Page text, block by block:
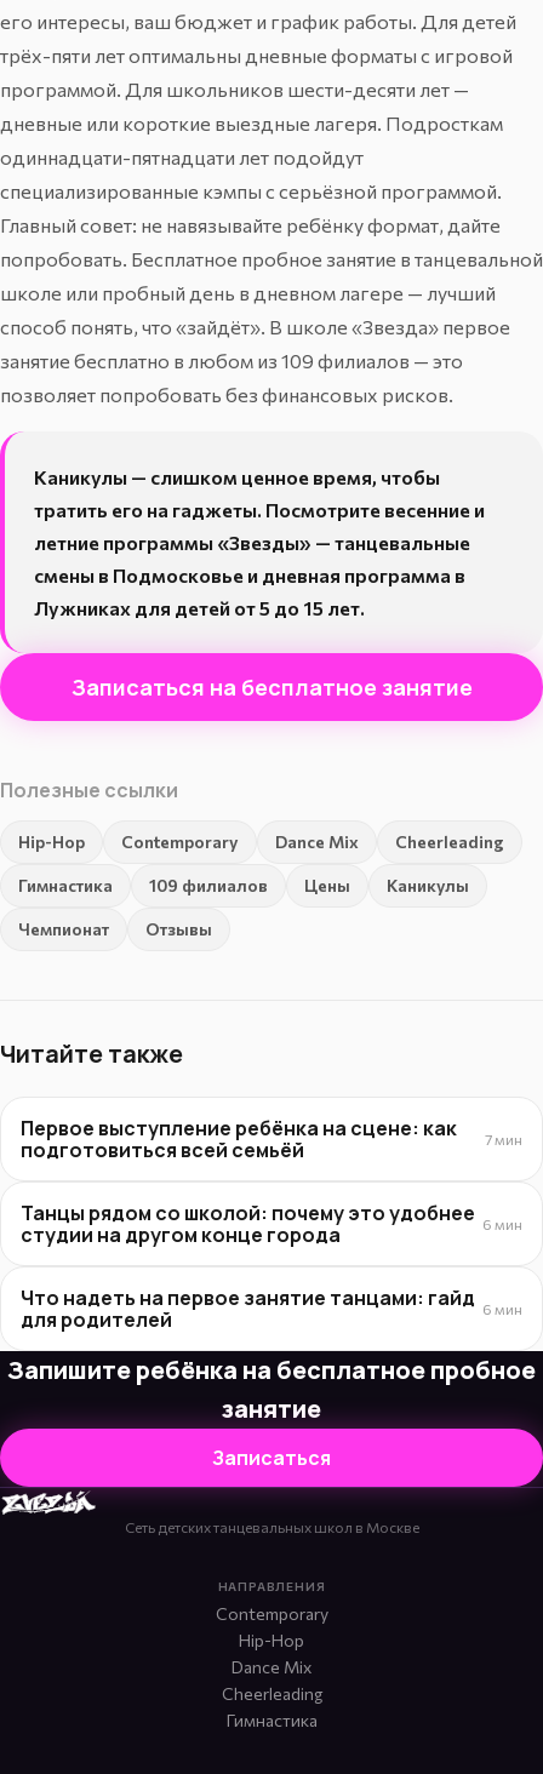
его интересы, ваш бюджет и график работы. Для детей
трёх-пяти лет оптимальны дневные форматы с игровой
программой. Для школьников шести-десяти лет —
дневные или короткие выездные лагеря. Подросткам
одиннадцати-пятнадцати лет подойдут
специализированные кэмпы с серьёзной программой.
Главный совет: не навязывайте ребёнку формат, дайте
попробовать. Бесплатное пробное занятие в танцевальной
школе или пробный день в дневном лагере — лучший
способ понять, что «зайдёт». В школе «Звезда» первое
занятие бесплатно в любом из 109 филиалов — это
позволяет попробовать без финансовых рисков.
Каникулы — слишком ценное время, чтобы
тратить его на гаджеты. Посмотрите весенние и
летние программы «Звезды» — танцевальные
смены в Подмосковье и дневная программа в
Лужниках для детей от 5 до 15 лет.
Записаться на бесплатное занятие
Полезные ссылки
Hip-Hop Contemporary Dance Mix Cheerleading
Гимнастика 109 филиалов Цены Каникулы
Чемпионат Отзывы
Читайте также
Первое выступление ребёнка на сцене: как
подготовиться всей семьёй
7 мин
Танцы рядом со школой: почему это удобнее
студии на другом конце города
6 мин
Что надеть на первое занятие танцами: гайд
для родителей
6 мин
Запишите ребёнка на бесплатное пробное
занятие
Записаться
Сеть детских танцевальных школ в Москве
НАПРАВЛЕНИЯ
Contemporary
Hip-Hop
Dance Mix
Cheerleading
Гимнастика